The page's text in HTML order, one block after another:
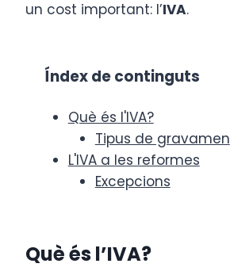
un cost important: l’IVA.
Índex de continguts
Què és l'IVA?
Tipus de gravamen
L'IVA a les reformes
Excepcions
Què és l’IVA?